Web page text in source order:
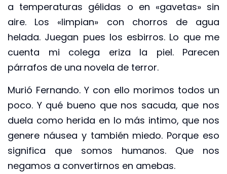
a temperaturas gélidas o en «gavetas» sin
aire. Los «limpian» con chorros de agua
helada. Juegan pues los esbirros. Lo que me
cuenta mi colega eriza la piel. Parecen
párrafos de una novela de terror.
Murió Fernando. Y con ello morimos todos un
poco. Y qué bueno que nos sacuda, que nos
duela como herida en lo más intimo, que nos
genere náusea y también miedo. Porque eso
significa que somos humanos. Que nos
negamos a convertirnos en amebas.